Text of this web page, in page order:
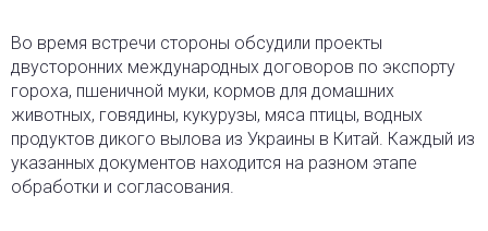
Во время встречи стороны обсудили проекты
двусторонних международных договоров по экспорту
гороха, пшеничной муки, кормов для домашних
животных, говядины, кукурузы, мяса птицы, водных
продуктов дикого вылова из Украины в Китай. Каждый из
указанных документов находится на разном этапе
обработки и согласования.